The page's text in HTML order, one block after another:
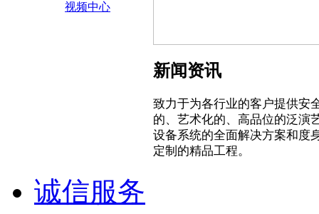
视频中心
新闻资讯
致力于为各行业的客户提供安
的、艺术化的、高品位的泛演
设备系统的全面解决方案和度
定制的精品工程。
诚信服务